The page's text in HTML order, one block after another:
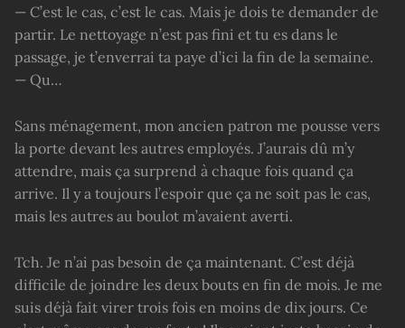
— C’est le cas, c’est le cas. Mais je dois te demander de
partir. Le nettoyage n’est pas fini et tu es dans le
passage, je t’enverrai ta paye d’ici la fin de la semaine.
— Qu…
Sans ménagement, mon ancien patron me pousse vers
la porte devant les autres employés. J’aurais dû m’y
attendre, mais ça surprend à chaque fois quand ça
arrive. Il y a toujours l’espoir que ça ne soit pas le cas,
mais les autres au boulot m’avaient averti.
Tch. Je n’ai pas besoin de ça maintenant. C’est déjà
difficile de joindre les deux bouts en fin de mois. Je me
suis déjà fait virer trois fois en moins de dix jours. Ce